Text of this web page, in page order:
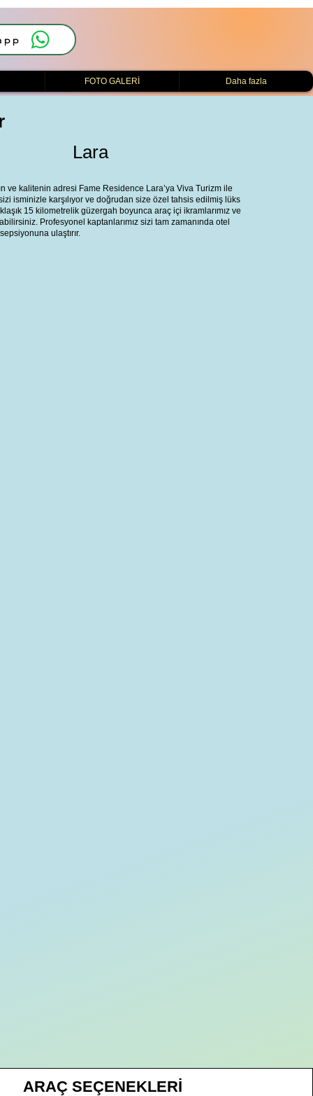
FOTO GALERİ Daha fazla
Lara
ve kalitenin adresi Fame Residence Lara’ya Viva Turizm ile
isminizle karşılıyor ve doğrudan size özel tahsis edilmiş lüks
15 kilometrelik güzergah boyunca araç içi ikramlarımız ve
Profesyonel kaptanlarımız sizi tam zamanında otel
ulaştırır.
ARAÇ SEÇENEKLERİ